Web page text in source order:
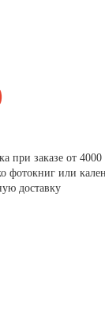
при заказе от 4000
фотокниг или
доставку